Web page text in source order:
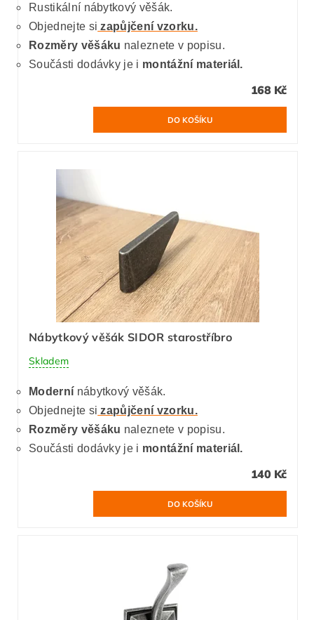
Rustikální nábytkový věšák.
Objednejte si zapůjčení vzorku.
Rozměry věšáku naleznete v popisu.
Součásti dodávky je i montážní materiál.
168 Kč
Nábytkový věšák SIDOR starostříbro
Skladem
Moderní nábytkový věšák.
Objednejte si zapůjčení vzorku.
Rozměry věšáku naleznete v popisu.
Součásti dodávky je i montážní materiál.
140 Kč